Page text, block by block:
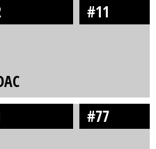
#11
#77